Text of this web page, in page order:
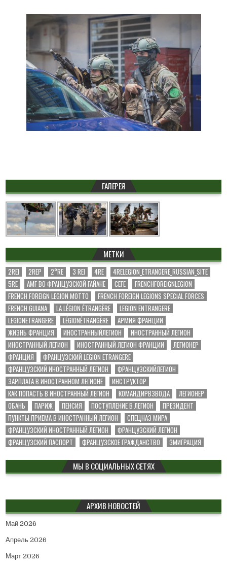
ГАЛЕРЕЯ
МЕТКИ
2REI 2REP 2°RE 3 REI 4RE
4RELEGION_ETRANGERE_RUSSIAN_SITE
5RE
AMF ВО ФРАНЦУЗСКОЙ ГАЙАНЕ CEFE
FRENCHFOREIGNLEGION
FRENCH FOREIGN LEGION MOTTO
FRENCH FOREIGN LEGIONS SPECIAL FORCES
FRENCH GUIANA
LA LÉGION ÉTRANGÈRE
LEGION ENTRANGERE
LEGIONETRANGERE
LÉGIONÉTRANGÈRE
АРМИЯ ФРАНЦИИ
ЖИЗНЬ ФРАНЦИЯ
ИНОСТРАННЫЙЛЕГИОН
ИНОСТРАННЫЙ ЛЕГИОН
ИНОСТРАННЫЙ ЛЕГИОН
ИНОСТРАННЫЙ ЛЕГИОН ФРАНЦИИ
ЛЕГИОНЕР
ФРАНЦИЯ
ФРАНЦУЗСКИЙ LEGION ETRANGERE
ФРАНЦУЗСКИЙ ИНОСТРАННЫЙ ЛЕГИОН
ФРАНЦУЗСКИЙЛЕГИОН
ЗАРПЛАТА В ИНОСТРАННОМ ЛЕГИОНЕ
ИНСТРУКТОР
КАК ПОПАСТЬ В ИНОСТРАННЫЙ ЛЕГИОН
КОМАНДИРВЗВОДА
ЛЕГИОНЕР
ОБАНЬ
ПАРИЖ ПЕНСИЯ ПОСТУПЛЕНИЕ В ЛЕГИОН
ПРЕЗИДЕНТ
ПУНКТЫ ПРИЕМА В ИНОСТРАННЫЙ ЛЕГИОН
СПЕЦНАЗ МИРА
ФРАНЦУЗСКИЙ ИНОСТРАННЫЙ ЛЕГИОН
ФРАНЦУЗСКИЙ ЛЕГИОН
ФРАНЦУЗСКИЙ ПАСПОРТ
ФРАНЦУЗСКОЕ ГРАЖДАНСТВО ЭМИГРАЦИЯ
МЫ В СОЦИАЛЬНЫХ СЕТЯХ
АРХИВ НОВОСТЕЙ
Май 2026
Апрель 2026
Март 2026